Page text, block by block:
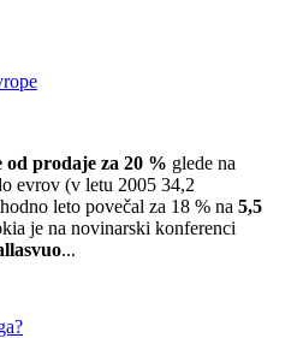
od prodaje za 20 % glede na
evrov (v letu 2005 34,2
leto povečal za 18 % na 5,5
je na novinarski konferenci
...